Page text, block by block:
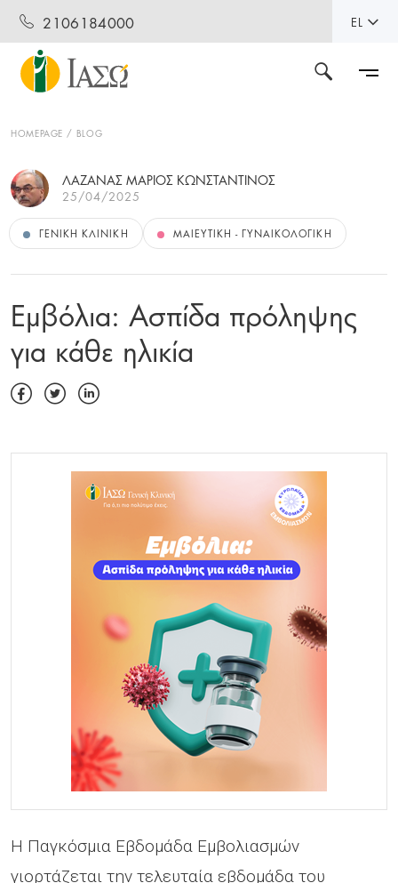
2106184000 EL
HOMEPAGE BLOG
ΛΑΖΑΝΑΣ ΜΑΡΙΟΣ ΚΩΝΣΤΑΝΤΙΝΟΣ
25/04/2025
ΓΕΝΙΚΉ ΚΛΙΝΙΚΉ ΜΑΙΕΥΤΙΚΉ - ΓΥΝΑΙΚΟΛΟΓΙΚΉ
Εμβόλια: Ασπίδα πρόληψης
για κάθε ηλικία
Η Παγκόσμια Εβδομάδα Εμβολιασμών
γιορτάζεται την τελευταία εβδομάδα του